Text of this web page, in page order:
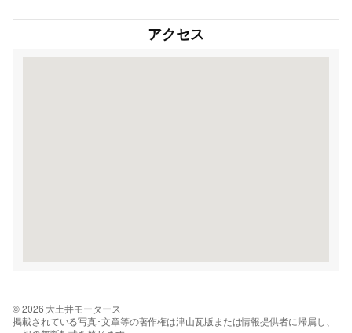
アクセス
© 2026 大土井モータース
掲載されている写真･文章等の著作権は津山瓦版または情報提供者に帰属し、